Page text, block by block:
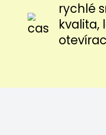
rychlé
kvalita,